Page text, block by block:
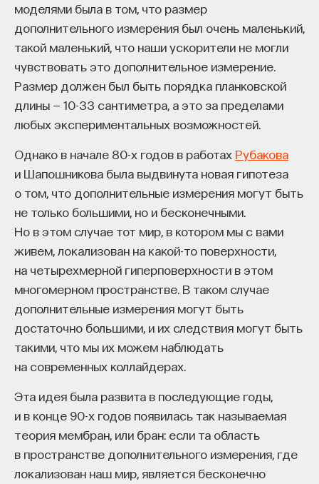
моделями была в том, что размер
дополнительного измерения был очень маленький,
такой маленький, что наши ускорители не могли
чувствовать это дополнительное измерение.
Размер должен был быть порядка планковской
длины — 10-33 сантиметра, а это за пределами
любых экспериментальных возможностей.
Однако в начале 80-х годов в работах Рубакова
и Шапошникова была выдвинута новая гипотеза
о том, что дополнительные измерения могут быть
не только большими, но и бесконечными.
Но в этом случае тот мир, в котором мы с вами
живем, локализован на какой-то поверхности,
на четырехмерной гиперповерхности в этом
многомерном пространстве. В таком случае
дополнительные измерения могут быть
достаточно большими, и их следствия могут быть
такими, что мы их можем наблюдать
на современных коллайдерах.
Эта идея была развита в последующие годы,
и в конце 90-х годов появилась так называемая
теория мембран, или бран: если та область
в пространстве дополнительного измерения, где
локализован наш мир, является бесконечно
цели исследований: 1) эволюционным путем
получить программу, которая позволила бы группе
роботов примерно оценить локальную плотность
пчел вокруг них, то есть это задание по эволюции
коллективного восприятия; 2) получить тем же
методом программу, которая позволила бы
заставить пчел выполнить требуемую задачу,
на эволюцию коллективного выполнения действий.
Мне кажется, что возможность получать
информацию от/о популяции животных, равно как
и возможность их контролировать (без
принуждения), может быть очень полезна при
содержании и для управления животными, даже
паразитическими. Помимо всего прочего, это
может быть более человечный способ обращения
с животными, поскольку мы тем самым
не заставляем их что-то делать, а «убеждаем»
это сделать — например, собираем
в определенном месте, используя привычные для
них стимулы. Наши роботы изображают из себя
таких же животных и таким образом получают
право голоса в животном сообществе.
О перспективах области